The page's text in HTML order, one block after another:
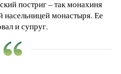
постриг – так монахиня
насельницей монастыря. Ее
и супруг.